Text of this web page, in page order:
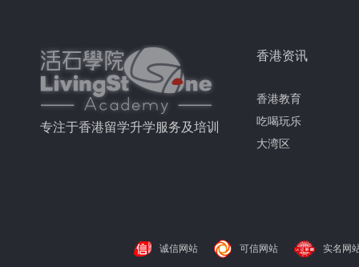
专注于香港留学升学服务及培训
香港资讯
香港教育
吃喝玩乐
大湾区
诚信网站 可信网站 实名网